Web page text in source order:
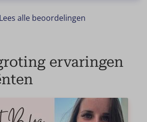
Lees alle beoordelingen
ervaringen